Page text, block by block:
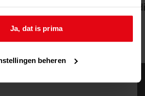
Ja, dat is prima
beheren